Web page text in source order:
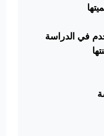
في الدراسة